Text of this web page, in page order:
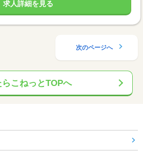
求人詳細を見る
次のページへ
らこねっとTOPへ